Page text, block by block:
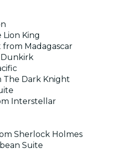
Lion King
from Madagascar
The Dark Knight
Interstellar
Sherlock Holmes
Suite